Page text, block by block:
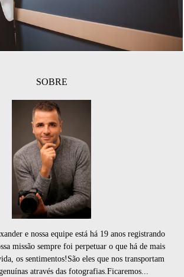
SOBRE
e nossa equipe está há 19 anos registrando
missão sempre foi perpetuar o que há de mais
os sentimentos!São eles que nos transportam
através das fotografias.Ficaremos...